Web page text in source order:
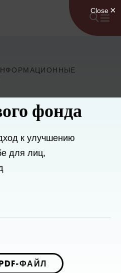
фонда
к улучшению
для лиц,
ФАЙЛ